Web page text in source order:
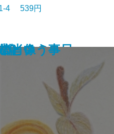
ィチの一日
4 539円
肖像
論という事